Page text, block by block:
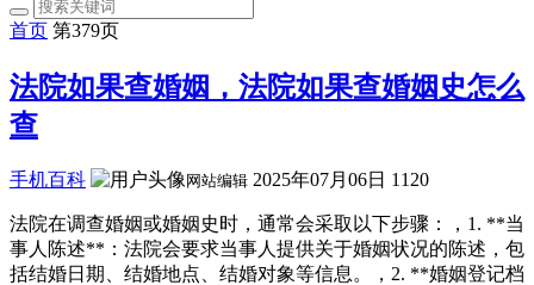
首页 第379页
法院如果查婚姻，法院如果查婚姻史怎么
查
手机百科 网站编辑 2025年07月06日 1120
法院在调查婚姻或婚姻史时，通常会采取以下步骤：，1. **当
事人陈述**：法院会要求当事人提供关于婚姻状况的陈述，包
括结婚日期、结婚地点、结婚对象等信息。，2. **婚姻登记档